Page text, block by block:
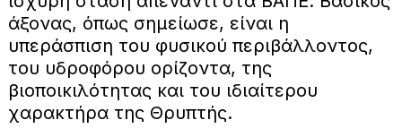
άξονας, όπως σημείωσε, είναι η
υπεράσπιση του φυσικού περιβάλλοντος,
του υδροφόρου ορίζοντα, της
βιοποικιλότητας και του ιδιαίτερου
χαρακτήρα της Θρυπτής.